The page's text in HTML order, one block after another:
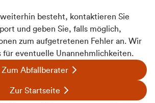
weiterhin besteht, kontaktieren Sie
und geben Sie, falls möglich,
zum aufgetretenen Fehler an. Wir
für eventuelle Unannehmlichkeiten.
Zum Abfallberater
Zur Startseite